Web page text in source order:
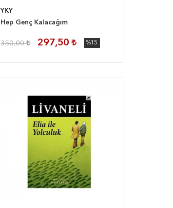
YKY
Hep Genç Kalacağım
350,00 297,50 %15